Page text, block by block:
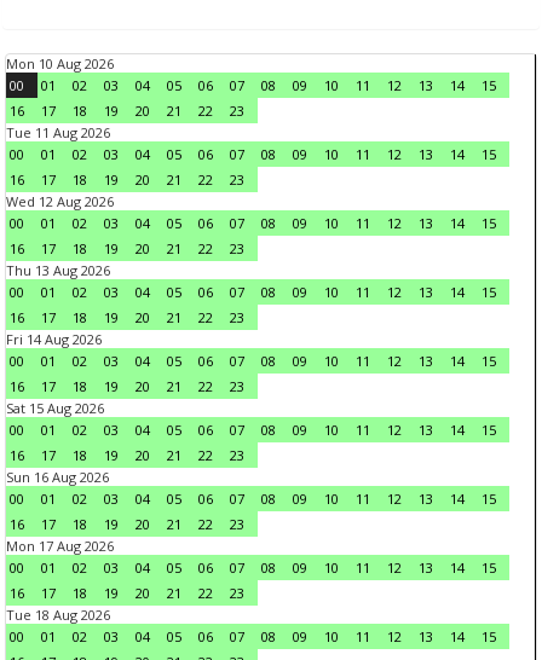
Mon 10 Aug 2026
00
01 02 03 04 05 06 07 08 09 10 11 12 13 14
15
16
17 18 19 20 21 22
23
Tue 11 Aug 2026
00
01 02 03 04 05 06 07 08 09 10 11 12 13 14
15
16
17 18 19 20 21 22
23
Wed 12 Aug 2026
00
01 02 03 04 05 06 07 08 09 10 11 12 13 14
15
16
17 18 19 20 21 22
23
Thu 13 Aug 2026
00
01 02 03 04 05 06 07 08 09 10 11 12 13 14
15
16
17 18 19 20 21 22
23
Fri 14 Aug 2026
00
01 02 03 04 05 06 07 08 09 10 11 12 13 14
15
16
17 18 19 20 21 22
23
Sat 15 Aug 2026
00
01 02 03 04 05 06 07 08 09 10 11 12 13 14
15
16
17 18 19 20 21 22
23
Sun 16 Aug 2026
00
01 02 03 04 05 06 07 08 09 10 11 12 13 14
15
16
17 18 19 20 21 22
23
Mon 17 Aug 2026
00
01 02 03 04 05 06 07 08 09 10 11 12 13 14
15
16
17 18 19 20 21 22
23
Tue 18 Aug 2026
00
01 02 03 04 05 06 07 08 09 10 11 12 13 14
15